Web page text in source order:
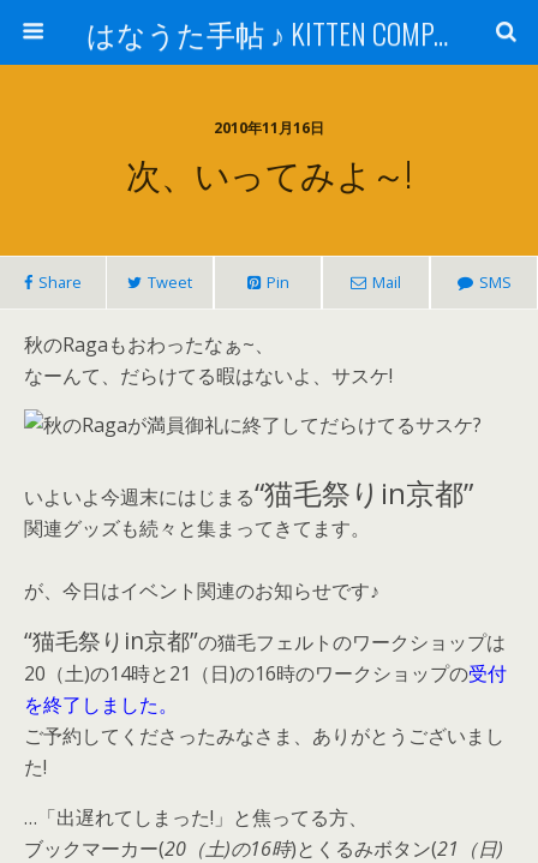
はなうた手帖 ♪ KITTEN COMPANY
2010年11月16日
次、いってみよ～!
Share Tweet Pin Mail SMS
秋のRagaもおわったなぁ~、
なーんて、だらけてる暇はないよ、サスケ!
いよいよ今週末にはじまる“猫毛祭りin京都”
関連グッズも続々と集まってきてます。
が、今日はイベント関連のお知らせです♪
“猫毛祭りin京都”の猫毛フェルトのワークショップは
20（土)の14時と21（日)の16時のワークショップの受付
を終了しました。
ご予約してくださったみなさま、ありがとうございまし
た!
…「出遅れてしまった!」と焦ってる方、
ブックマーカー(20（土)の16時)とくるみボタン(21（日)